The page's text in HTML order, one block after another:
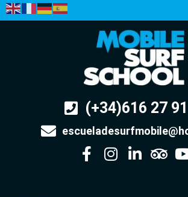
(+34)616 27